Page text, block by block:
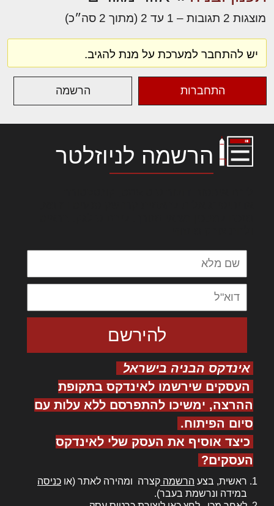
מוצגות 2 תגובות – 1 עד 2 (מתוך 2 סה״כ)
יש להתחבר למערכת על מנת להגיב.
התחברות הרשמה
הרשמה לניוזלטר
אינדקס הבניה בישראל
העסקים שירשמו לאינדקס בתקופת
ההרצה, ימשיכו להתפרסם ללא עלות עם
סיום הפיתוח.
כיצד אוסיף את העסק שלי לאינדקס
העסקים?
ראשית, בצע הרשמה קצרה ומהירה לאתר (או כניסה
במידה ונרשמת בעבר).